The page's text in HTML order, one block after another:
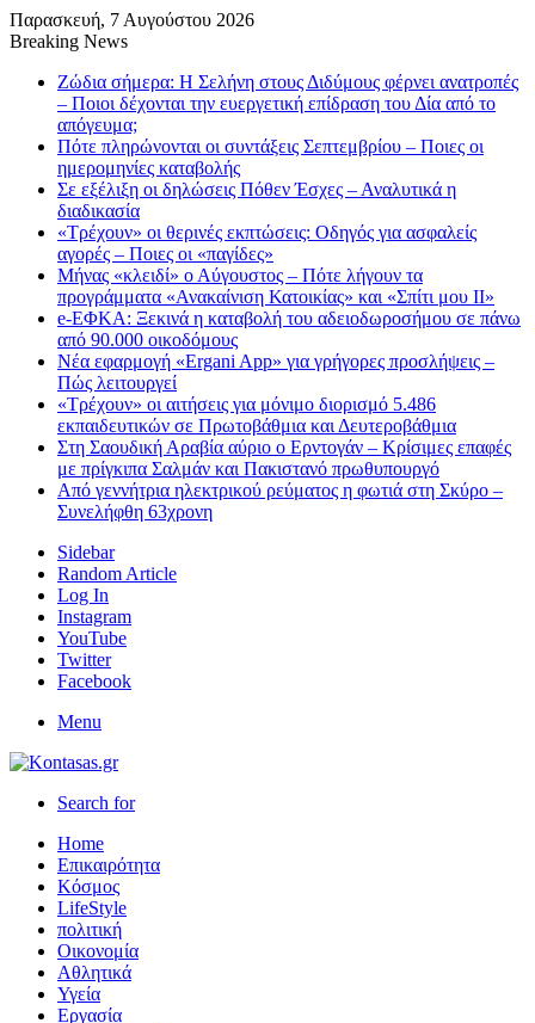
Παρασκευή, 7 Αυγούστου 2026
Breaking News
Ζώδια σήμερα: Η Σελήνη στους Διδύμους φέρνει ανατροπές
– Ποιοι δέχονται την ευεργετική επίδραση του Δία από το
απόγευμα;
Πότε πληρώνονται οι συντάξεις Σεπτεμβρίου – Ποιες οι
ημερομηνίες καταβολής
Σε εξέλιξη οι δηλώσεις Πόθεν Έσχες – Αναλυτικά η
διαδικασία
«Τρέχουν» οι θερινές εκπτώσεις: Οδηγός για ασφαλείς
αγορές – Ποιες οι «παγίδες»
Μήνας «κλειδί» ο Αύγουστος – Πότε λήγουν τα
προγράμματα «Ανακαίνιση Κατοικίας» και «Σπίτι μου ΙΙ»
e-ΕΦΚΑ: Ξεκινά η καταβολή του αδειοδωροσήμου σε πάνω
από 90.000 οικοδόμους
Νέα εφαρμογή «Ergani App» για γρήγορες προσλήψεις –
Πώς λειτουργεί
«Τρέχουν» οι αιτήσεις για μόνιμο διορισμό 5.486
εκπαιδευτικών σε Πρωτοβάθμια και Δευτεροβάθμια
Στη Σαουδική Αραβία αύριο ο Ερντογάν – Κρίσιμες επαφές
με πρίγκιπα Σαλμάν και Πακιστανό πρωθυπουργό
Από γεννήτρια ηλεκτρικού ρεύματος η φωτιά στη Σκύρο –
Συνελήφθη 63χρονη
Sidebar
Random Article
Log In
Instagram
YouTube
Twitter
Facebook
Menu
Search for
Home
Επικαιρότητα
Κόσμος
LifeStyle
πολιτική
Οικονομία
Αθλητικά
Υγεία
Εργασία